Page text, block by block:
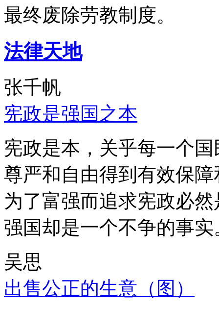
最终废除劳教制度。
法律天地
张千帆
宪政是强国之本
宪政是本，关乎每一个
尊严和自由得到有效保
为了富强而追求宪政必
强国却是一个不争的事实
吴思
出售公正的生意（图）